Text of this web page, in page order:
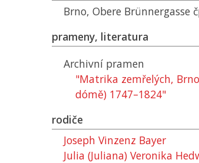
Brno, Obere Brünnergasse
prameny, literatura
Archivní pramen
"Matrika zemřelých,
dómě) 1747–1824"
rodiče
Joseph Vinzenz Bayer
Julia (Juliana) Veronika